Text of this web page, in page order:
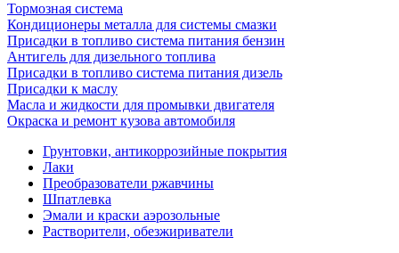
Тормозная система
Кондиционеры металла для системы смазки
Присадки в топливо система питания бензин
Антигель для дизельного топлива
Присадки в топливо система питания дизель
Присадки к маслу
Масла и жидкости для промывки двигателя
Окраска и ремонт кузова автомобиля
Грунтовки, антикоррозийные покрытия
Лаки
Преобразователи ржавчины
Шпатлевка
Эмали и краски аэрозольные
Растворители, обезжириватели